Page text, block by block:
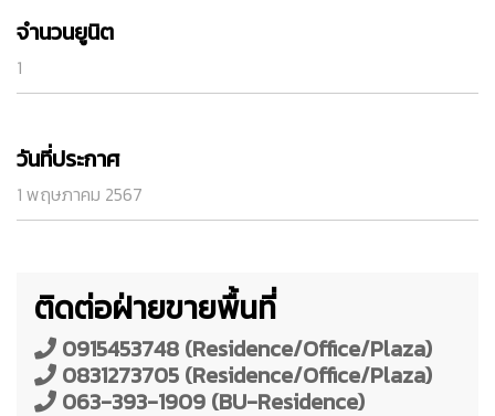
จำนวนยูนิต
1
วันที่ประกาศ
1 พฤษภาคม 2567
ติดต่อฝ่ายขายพื้นที่
0915453748 (Residence/Office/Plaza)
0831273705 (Residence/Office/Plaza)
063-393-1909 (BU-Residence)